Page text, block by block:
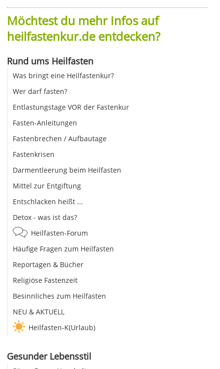
Möchtest du mehr Infos auf
heilfastenkur.de entdecken?
Rund ums Heilfasten
Was bringt eine Heilfastenkur?
Wer darf fasten?
Entlastungstage VOR der Fastenkur
Fasten-Anleitungen
Fastenbrechen / Aufbautage
Fastenkrisen
Darmentleerung beim Heilfasten
Mittel zur Entgiftung
Entschlacken heißt ...
Detox - was ist das?
Heilfasten-Forum
Häufige Fragen zum Heilfasten
Reportagen & Bücher
Religiöse Fastenzeit
Besinnliches zum Heilfasten
NEU & AKTUELL
Heilfasten-K(Urlaub)
Gesunder Lebensstil